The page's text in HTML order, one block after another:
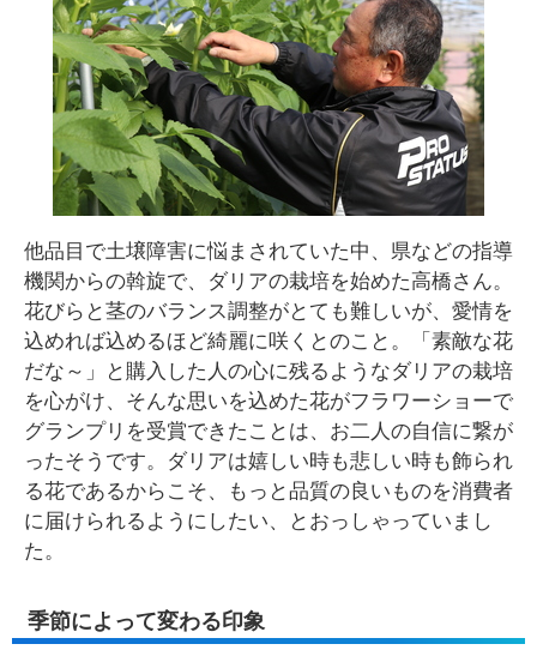
他品目で土壌障害に悩まされていた中、県などの指導
機関からの斡旋で、ダリアの栽培を始めた高橋さん。
花びらと茎のバランス調整がとても難しいが、愛情を
込めれば込めるほど綺麗に咲くとのこと。「素敵な花
だな～」と購入した人の心に残るようなダリアの栽培
を心がけ、そんな思いを込めた花がフラワーショーで
グランプリを受賞できたことは、お二人の自信に繋が
ったそうです。ダリアは嬉しい時も悲しい時も飾られ
る花であるからこそ、もっと品質の良いものを消費者
に届けられるようにしたい、とおっしゃっていまし
た。
季節によって変わる印象